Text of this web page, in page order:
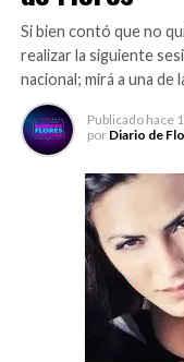
Si bien contó que no
realizar la siguiente
nacional; mirá a una de
Publicado hace
por Diario de